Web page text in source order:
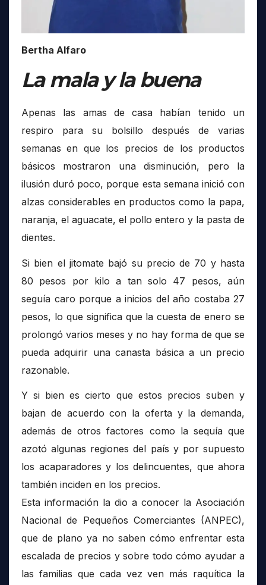
Bertha Alfaro
La mala y la buena
Apenas las amas de casa habían tenido un
respiro para su bolsillo después de varias
semanas en que los precios de los productos
básicos mostraron una disminución, pero la
ilusión duró poco, porque esta semana inició con
alzas considerables en productos como la papa,
naranja, el aguacate, el pollo entero y la pasta de
dientes.
Si bien el jitomate bajó su precio de 70 y hasta
80 pesos por kilo a tan solo 47 pesos, aún
seguía caro porque a inicios del año costaba 27
pesos, lo que significa que la cuesta de enero se
prolongó varios meses y no hay forma de que se
pueda adquirir una canasta básica a un precio
razonable.
Y si bien es cierto que estos precios suben y
bajan de acuerdo con la oferta y la demanda,
además de otros factores como la sequía que
azotó algunas regiones del país y por supuesto
los acaparadores y los delincuentes, que ahora
también inciden en los precios.
Esta información la dio a conocer la Asociación
Nacional de Pequeños Comerciantes (ANPEC),
que de plano ya no saben cómo enfrentar esta
escalada de precios y sobre todo cómo ayudar a
las familias que cada vez ven más raquítica la